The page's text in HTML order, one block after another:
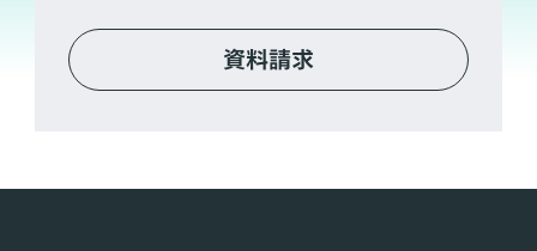
資料請求